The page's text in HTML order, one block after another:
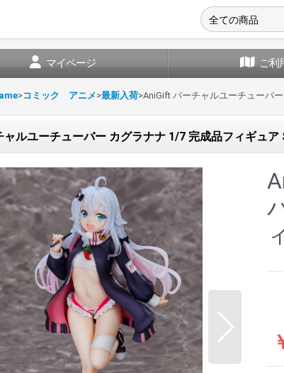
マイページ ご利
>コミック アニメ >最新入荷>AniGift バーチャルユーチューバ
ルユーチューバー カグラナナ 1/7 完成品フィギュア